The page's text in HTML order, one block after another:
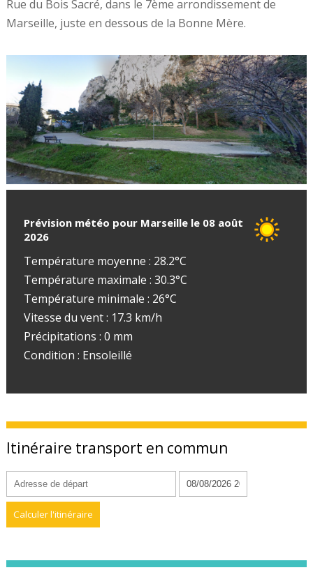
Rue du Bois Sacré, dans le 7ème arrondissement de
Marseille, juste en dessous de la Bonne Mère.
Prévision météo pour Marseille le 08 août
2026
Température moyenne : 28.2°C
Température maximale : 30.3°C
Température minimale : 26°C
Vitesse du vent : 17.3 km/h
Précipitations : 0 mm
Condition : Ensoleillé
Itinéraire transport en commun